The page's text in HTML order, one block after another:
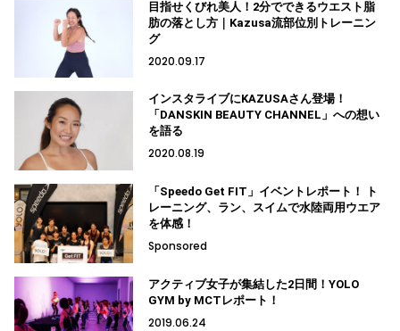
目指せくびれ美人！2分でできるウエスト脂
肪の落とし方｜Kazusa流部位別トレーニン
グ
2020.09.17
インスタライブにKAZUSAさん登場！
「DANSKIN BEAUTY CHANNEL」への想い
を語る
2020.08.19
「Speedo Get FIT」イベントレポート！ ト
レーニング、ラン、スイムで水陸両用ウエア
を体感！
Sponsored
アクティブ女子が集結した2日間！YOLO
GYM by MCTレポート！
2019.06.24